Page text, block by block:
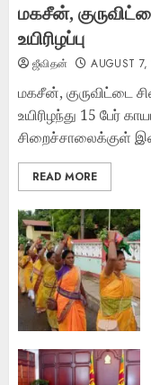
மகசீன்,
உயிரிழப்பு
ஜீவிதன் AUGUST
மகசீன், குருவிட்டை
உயிரிழந்து 15 பேர்
சிறைச்சாலைக்குள்
READ MORE